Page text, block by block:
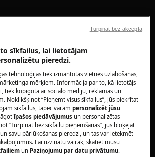
tvaika nosūcēju no strāvas
nosūcēja noņemiet filtru (-
nomainiet filtru (-us), kā
rokasgrāmatā
var lejupielādēt šeit. Piemērotie
un kopšanas līdzekļi ir
sīkfailus, lai lietotājam
pieredzi.
tehnoloģijas tiek izmantotas vietnes uzlabošanas,
mērķiem. Informācija par to, kā lietotājs
tiek kopīgota ar sociālo mediju, reklāmas un
Noklikšķinot “Pieņemt visus sīkfailus”, jūs piekrītat
sīkfailus, tāpēc varampersonalizēt jūsu
īpašos piedāvājumus un personalizētas
“Turpināt bez sīkfailu pieņemšanas”, jūs bloķējat
savu pārlūkošanas pieredzi, un tas var ietekmēt
Lai uzzinātu vairāk, skatiet mūsu
un Paziņojumu par datu privātumu.
Turpināt bez akcepta